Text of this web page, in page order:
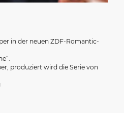
in der neuen ZDF-Romantic-
produziert wird die Serie von